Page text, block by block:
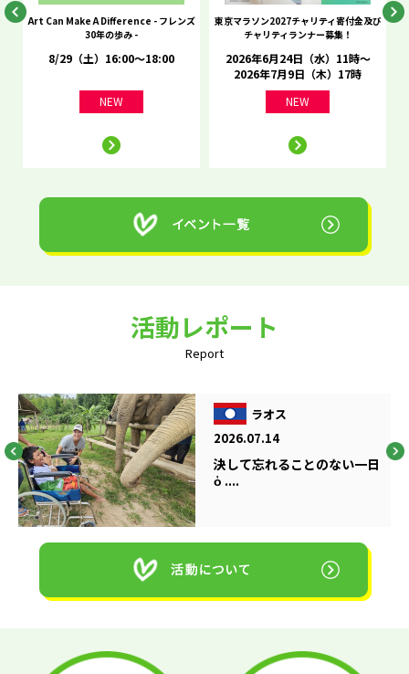
Art Can Make A Difference - フレンズ
30年の歩み -
8/29（土）16:00～18:00
NEW
東京マラソン2027チャリティ寄付金及び
チャリティランナー募集！
2026年6月24日（水）11時～
2026年7月9日（木）17時
NEW
活動レポート
Report
ラオス
2026.07.14
決して忘れることのない一日
ὁ ....